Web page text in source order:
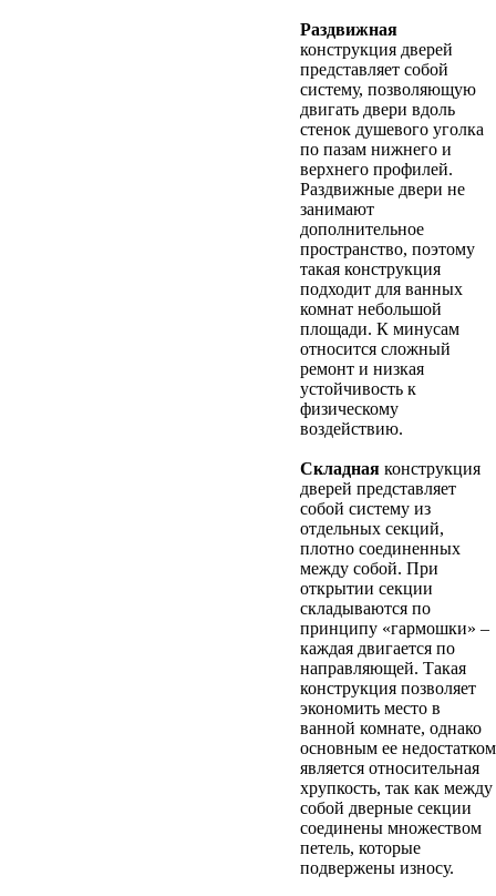
Раздвижная
конструкция дверей
представляет собой
систему, позволяющую
двигать двери вдоль
стенок душевого уголка
по пазам нижнего и
верхнего профилей.
Раздвижные двери не
занимают
дополнительное
пространство, поэтому
такая конструкция
подходит для ванных
комнат небольшой
площади. К минусам
относится сложный
ремонт и низкая
устойчивость к
физическому
воздействию.
Складная конструкция
дверей представляет
собой систему из
отдельных секций,
плотно соединенных
между собой. При
открытии секции
складываются по
принципу «гармошки» –
каждая двигается по
направляющей. Такая
конструкция позволяет
экономить место в
ванной комнате, однако
основным ее недостатком
является относительная
хрупкость, так как между
собой дверные секции
соединены множеством
петель, которые
подвержены износу.